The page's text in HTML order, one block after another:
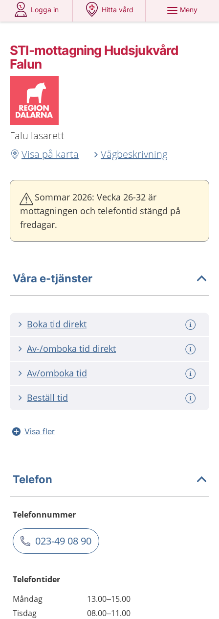
Logga in
Hitta vård
Meny
STI-mottagning Hudsjukvård
Falun
Falu lasarett
Visa på karta
Vägbeskrivning
Sommar 2026: Vecka 26-32 är
mottagningen och telefontid stängd på
fredagar.
Våra e-tjänster
Boka tid direkt
Av-/omboka tid direkt
Av/omboka tid
Beställ tid
Visa fler
Telefon
Telefonnummer
023-49 08 90
Telefontider
Måndag
13.00–15.00
Tisdag
08.00–11.00